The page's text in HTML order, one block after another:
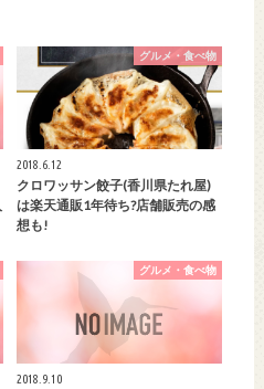
グルメ・食べ物
2018.6.12
クロワッサン餃子(香川県たれ屋)
は楽天通販1年待ち?店舗販売の感
想も!
グルメ・食べ物
2018.9.10